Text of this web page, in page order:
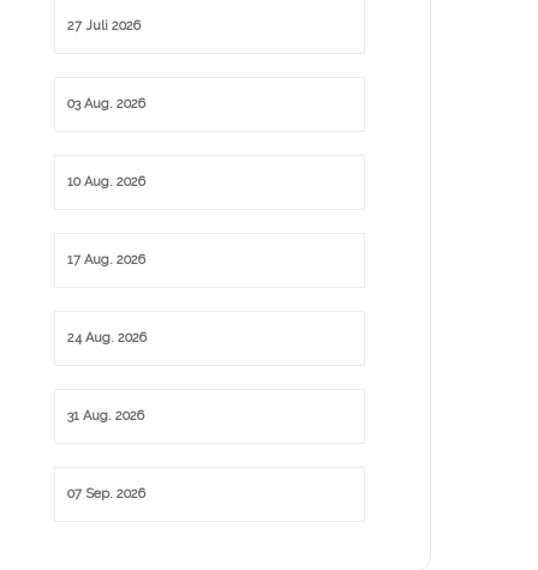
27 Juli 2026
03 Aug. 2026
10 Aug. 2026
17 Aug. 2026
24 Aug. 2026
31 Aug. 2026
07 Sep. 2026